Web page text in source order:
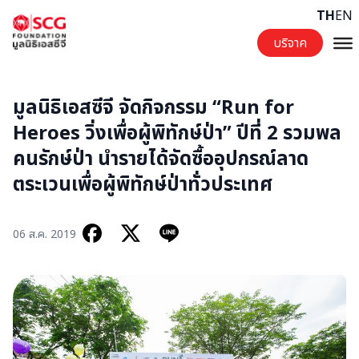
บริจาค
THEN
มูลนิธิเอสซีจี จัดกิจกรรม “Run for
Heroes วิ่งเพื่อผู้พิทักษ์ป่า” ปีที่ 2 รวมพล
คนรักษ์ป่า นำรายได้จัดซื้ออุปกรณ์ลาด
ตระเวนเพื่อผู้พิทักษ์ป่าทั่วประเทศ
06 ส.ค. 2019